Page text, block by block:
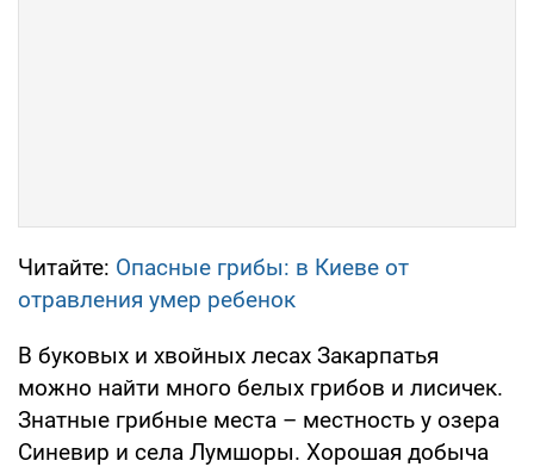
Читайте: Опасные грибы: в Киеве от
отравления умер ребенок
В буковых и хвойных лесах Закарпатья
можно найти много белых грибов и лисичек.
Знатные грибные места – местность у озера
Синевир и села Лумшоры. Хорошая добыча